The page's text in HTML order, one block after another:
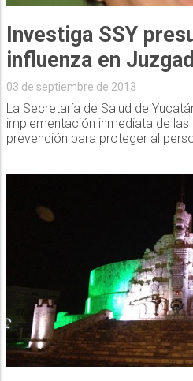
Investiga SSY
influenza en
03 de septiembre de 2013
La Secretaría de Salud de
implementación inmediata de
prevención para proteger al